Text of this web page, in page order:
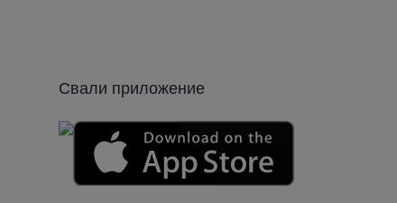
Свали приложение